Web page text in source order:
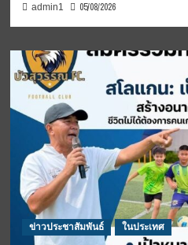
admin1 05/08/2026
ข่าวประชาสัมพันธ์ ในประเทศ